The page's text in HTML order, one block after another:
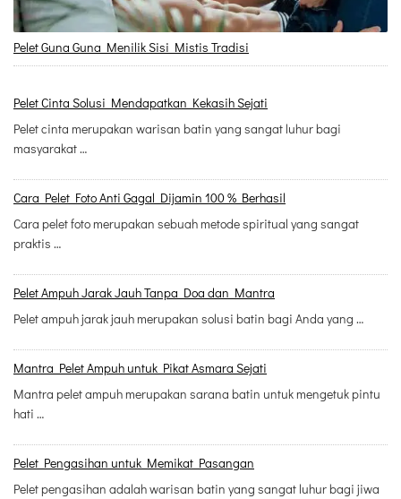
Pelet Guna Guna Menilik Sisi Mistis Tradisi
Pelet Cinta Solusi Mendapatkan Kekasih Sejati
Pelet cinta merupakan warisan batin yang sangat luhur bagi
masyarakat …
Cara Pelet Foto Anti Gagal Dijamin 100 % Berhasil
Cara pelet foto merupakan sebuah metode spiritual yang sangat
praktis …
Pelet Ampuh Jarak Jauh Tanpa Doa dan Mantra
Pelet ampuh jarak jauh merupakan solusi batin bagi Anda yang …
Mantra Pelet Ampuh untuk Pikat Asmara Sejati
Mantra pelet ampuh merupakan sarana batin untuk mengetuk pintu
hati …
Pelet Pengasihan untuk Memikat Pasangan
Pelet pengasihan adalah warisan batin yang sangat luhur bagi jiwa